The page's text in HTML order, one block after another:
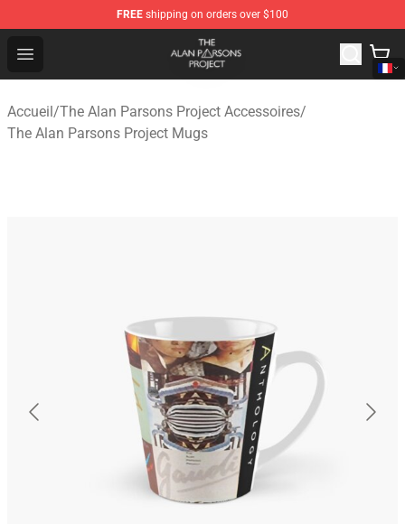
FREE shipping on orders over $100
Open menu
The Alan Parsons Project Store - Official The Alan
Accueil/The Alan Parsons Project Accessoires/
The Alan Parsons Project Mugs